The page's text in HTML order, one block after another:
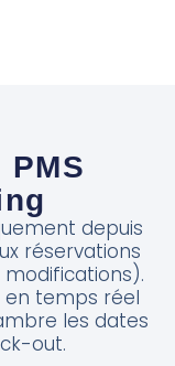
depuis
réservations
modifications).
en temps réel
les dates
out.